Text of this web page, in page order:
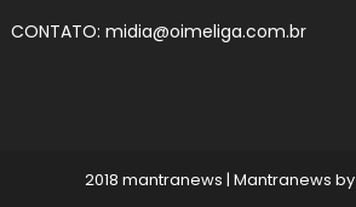
CONTATO: midia@oimeliga.com.br
2018 mantranews | Mantranews by